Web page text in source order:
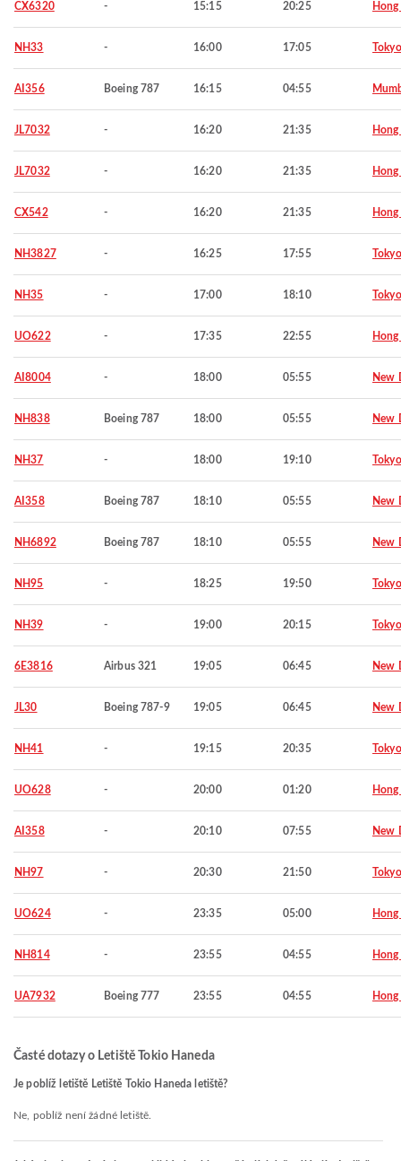
CX6320 - 15:15 20:25
NH33 - 16:00 17:05 Tokyo
AI356 Boeing 787 16:15 04:55
JL7032 - 16:20 21:35
JL7032 - 16:20 21:35
CX542 - 16:20 21:35
NH3827 - 16:25 17:55 Tokyo
NH35 - 17:00 18:10 Tokyo
UO622 - 17:35 22:55
AI8004 - 18:00 05:55 New
NH838 Boeing 787 18:00 05:55 New
NH37 - 18:00 19:10 Tokyo
AI358 Boeing 787 18:10 05:55 New
NH6892 Boeing 787 18:10 05:55 New
NH95 - 18:25 19:50 Tokyo
NH39 - 19:00 20:15 Tokyo
6E3816 Airbus 321 19:05 06:45 New
JL30 Boeing 787-9 19:05 06:45 New
NH41 - 19:15 20:35 Tokyo
UO628 - 20:00 01:20
AI358 - 20:10 07:55 New
NH97 - 20:30 21:50 Tokyo
UO624 - 23:35 05:00
NH814 - 23:55 04:55
UA7932 Boeing 777 23:55 04:55
Časté dotazy o Letiště Tokio Haneda
Je poblíž letiště Letiště Tokio Haneda letiště?
Ne, poblíž není žádné letiště.